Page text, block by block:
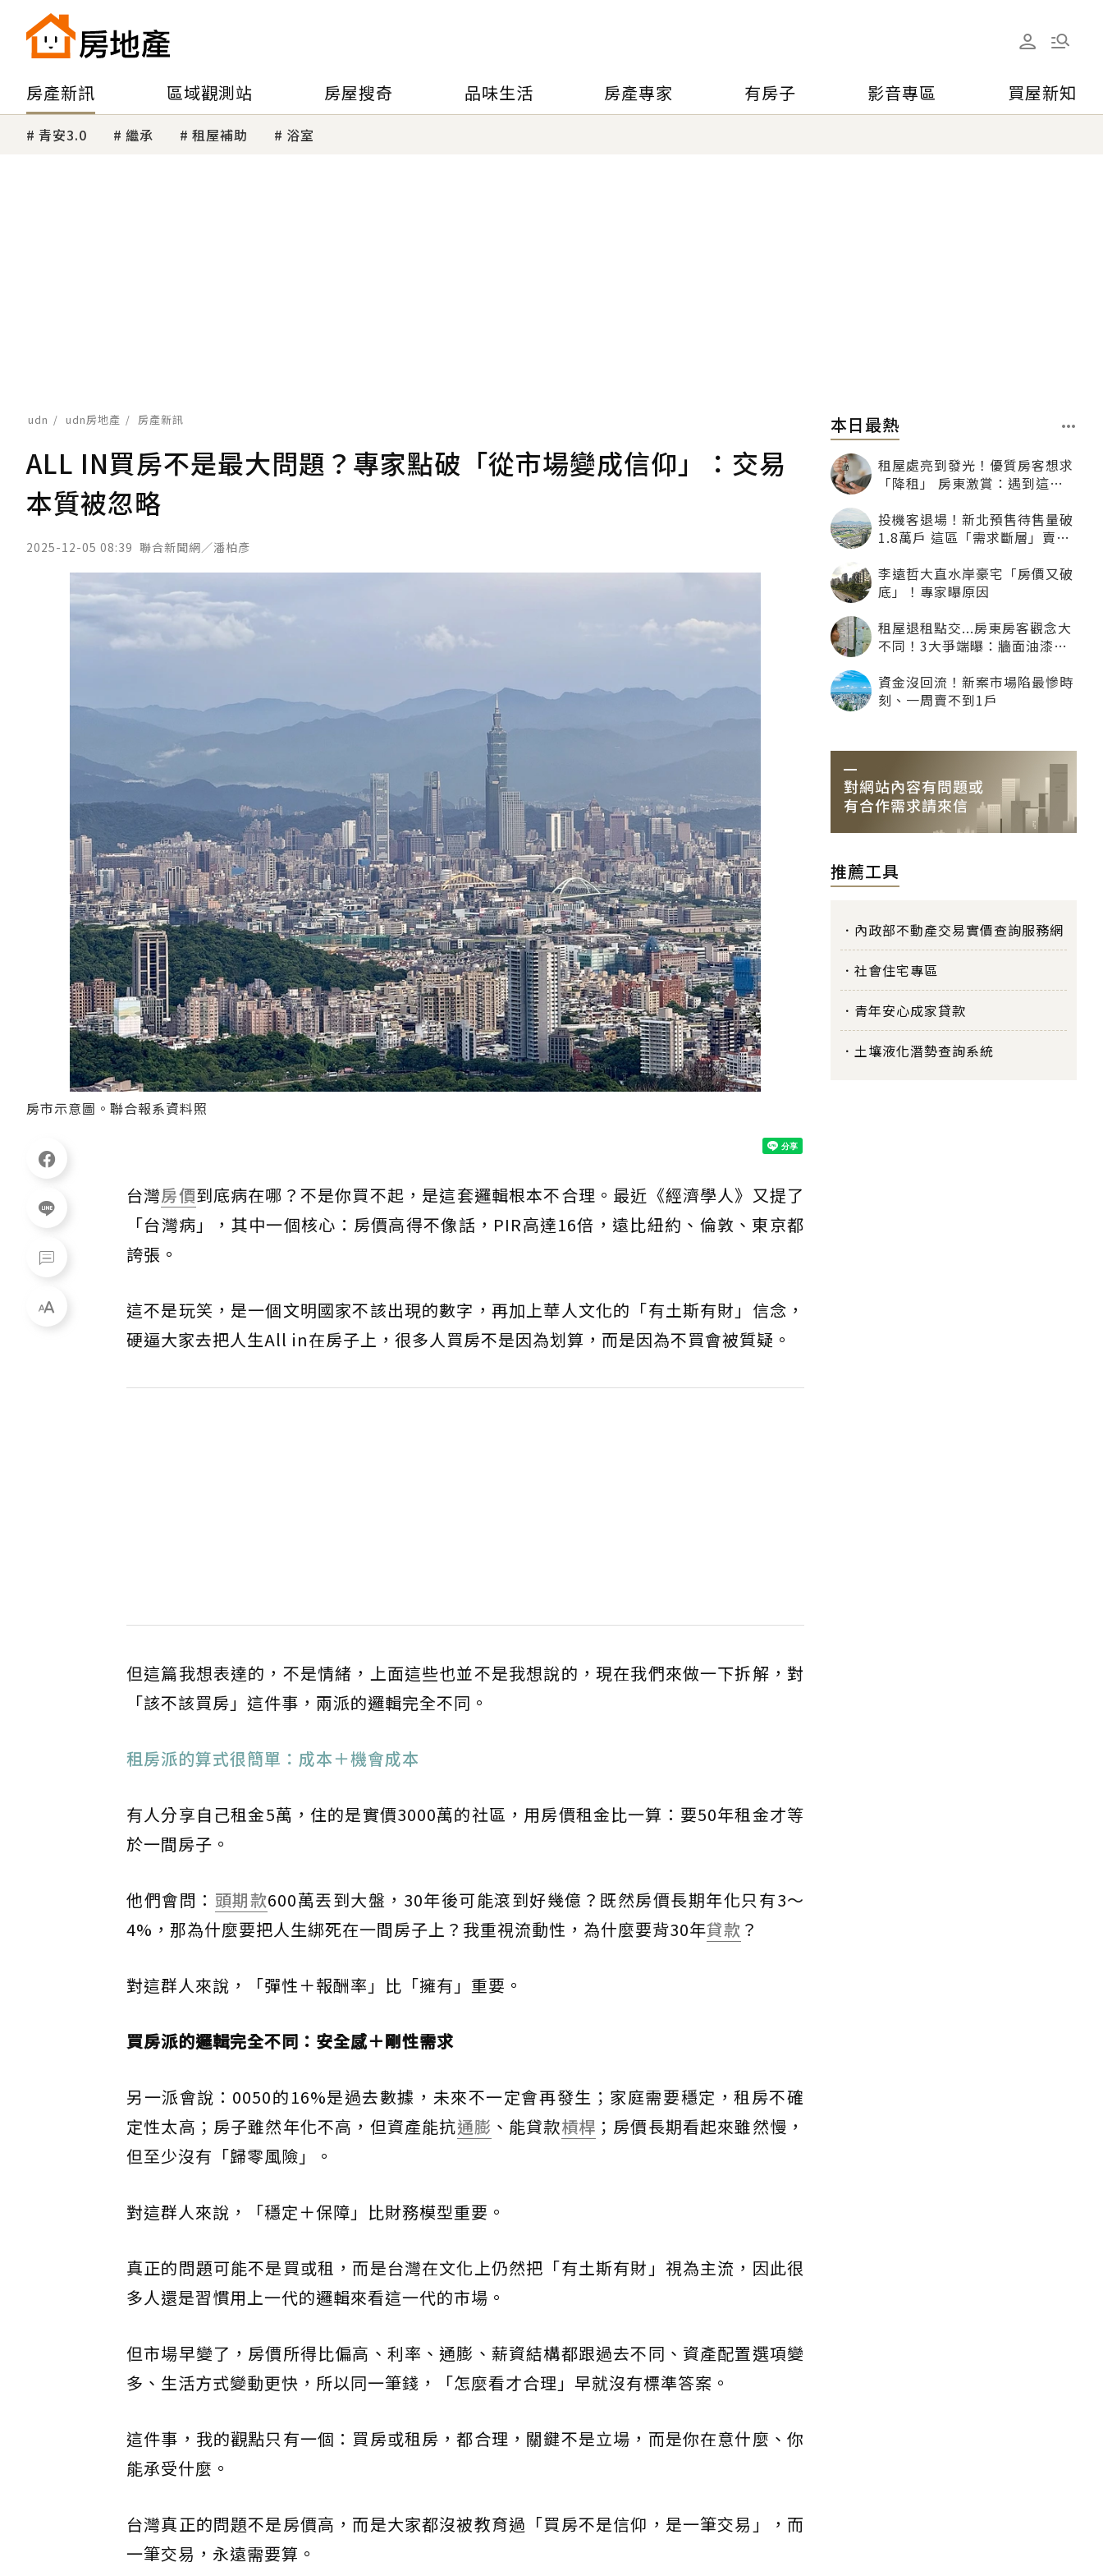
房產新訊 區域觀測站 房屋搜奇 品味生活 房產專家 有房子 影音專區 買屋新知
青安3.0 繼承 租屋補助 浴室
udn udn房地產 房產新訊
ALL IN買房不是最大問題？專家點破「從市場變成信仰」：交易
本質被忽略
2025-12-05 08:39 聯合新聞網／潘柏彥
房市示意圖。聯合報系資料照
台灣房價到底病在哪？不是你買不起，是這套邏輯根本不合理。最近《經濟學人》又提了
「台灣病」，其中一個核心：房價高得不像話，PIR高達16倍，遠比紐約、倫敦、東京都
誇張。
這不是玩笑，是一個文明國家不該出現的數字，再加上華人文化的「有土斯有財」信念，
硬逼大家去把人生All in在房子上，很多人買房不是因為划算，而是因為不買會被質疑。
但這篇我想表達的，不是情緒，上面這些也並不是我想說的，現在我們來做一下拆解，對
「該不該買房」這件事，兩派的邏輯完全不同。
租房派的算式很簡單：成本＋機會成本
有人分享自己租金5萬，住的是實價3000萬的社區，用房價租金比一算：要50年租金才等
於一間房子。
他們會問： 頭期款600萬丟到大盤，30年後可能滾到好幾億？既然房價長期年化只有3～
4%，那為什麼要把人生綁死在一間房子上？我重視流動性，為什麼要背30年貸款 ？
對這群人來說，「彈性＋報酬率」比「擁有」重要。
買房派的邏輯完全不同：安全感＋剛性需求
另一派會說：0050的16%是過去數據，未來不一定會再發生；家庭需要穩定，租房不確
定性太高；房子雖然年化不高，但資產能抗通膨 、能貸款槓桿 ；房價長期看起來雖然慢，
但至少沒有「歸零風險」。
對這群人來說，「穩定＋保障」比財務模型重要。
真正的問題可能不是買或租，而是台灣在文化上仍然把「有土斯有財」視為主流，因此很
多人還是習慣用上一代的邏輯來看這一代的市場。
但市場早變了，房價所得比偏高、利率、通膨、薪資結構都跟過去不同、資產配置選項變
多、生活方式變動更快，所以同一筆錢，「怎麼看才合理」早就沒有標準答案。
這件事，我的觀點只有一個：買房或租房，都合理，關鍵不是立場，而是你在意什麼、你
能承受什麼。
台灣真正的問題不是房價高，而是大家都沒被教育過「買房不是信仰，是一筆交易」，而
一筆交易，永遠需要算。
本日最熱
租屋處亮到發光！優質房客想求
「降租」 房東激賞：遇到這種
投機客退場！新北預售待售量破
1.8萬戶 這區「需求斷層」賣壓
李遠哲大直水岸豪宅「房價又破
底」！專家曝原因
租屋退租點交...房東房客觀念大
不同！3大爭端曝：牆面油漆、
資金沒回流！新案市場陷最慘時
刻、一周賣不到1戶
推薦工具
內政部不動產交易實價查詢服務網
社會住宅專區
青年安心成家貸款
土壤液化潛勢查詢系統